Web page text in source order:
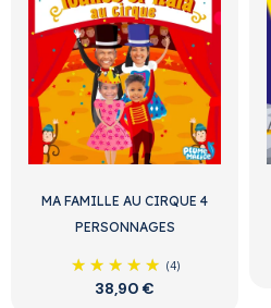
MA FAMILLE AU CIRQUE 4
PERSONNAGES
(4)
38,90 €